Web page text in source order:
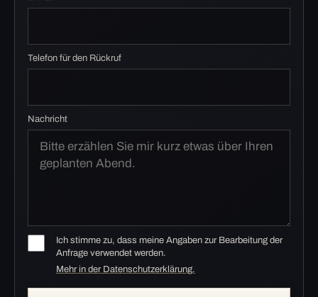
Telefon für den Rückruf
Nachricht
Ich stimme zu, dass meine Angaben zur Bearbeitung der
Anfrage verwendet werden.
Mehr in der Datenschutzerklärung.